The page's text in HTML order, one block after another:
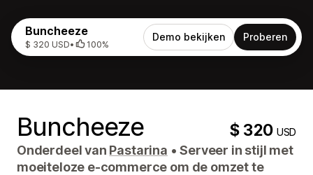
Buncheeze
$ 320 USD• 100%
Demo bekijken Proberen
Buncheeze $ 320USD
Onderdeel van Pastarina • Serveer in stijl met
moeiteloze e-commerce om de omzet te